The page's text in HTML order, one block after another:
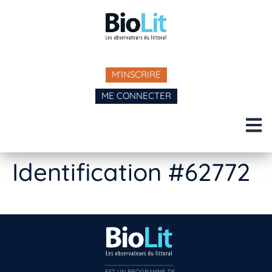
M'INSCRIRE
ME CONNECTER
Identification #62772